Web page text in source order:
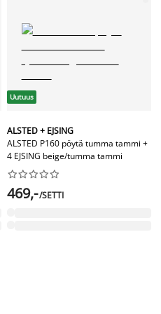
Uutuus
ALSTED + EJSING
ALSTED P160 pöytä tumma tammi +
4 EJSING beige/tumma tammi






469,-/SETTI